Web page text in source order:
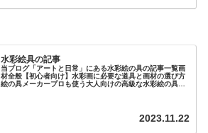
水彩絵具の記事
当ブログ「アートと日常」にある水彩絵の具の記事一覧画
材全般【初心者向け】水彩画に必要な道具と画材の選び方
絵の具メーカープロも使う大人向けの高級な水彩絵の具を
2023.11.22